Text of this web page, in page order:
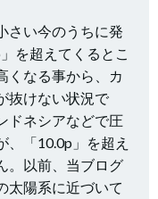
さい今のうちに発
を超えてくるとこ
くなる事から、カ
抜けない状況で
ドネシアなどで圧
、「10.0p」を超え
。以前、当ブログ
太陽系に近づいて